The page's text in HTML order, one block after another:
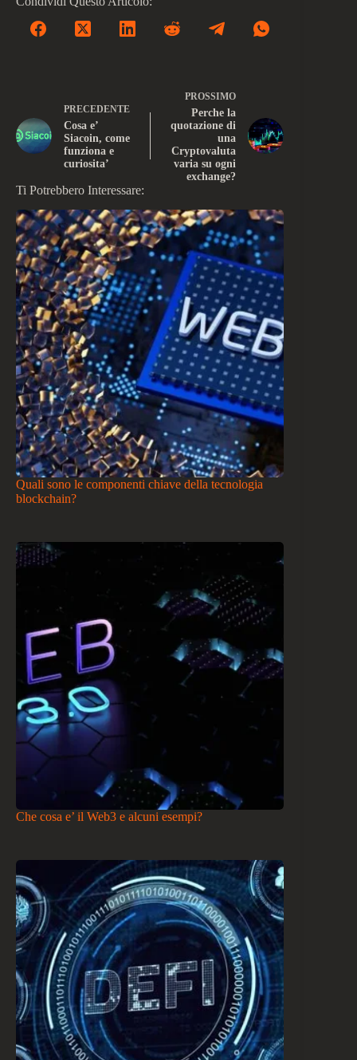
PRECEDENTE
Cosa e’
Siacoin, come
funziona e
curiosita’
PROSSIMO
Perche la
quotazione di
una
Cryptovaluta
varia su ogni
exchange?
Ti Potrebbero Interessare:
Quali sono le componenti chiave della tecnologia
blockchain?
Che cosa e’ il Web3 e alcuni esempi?